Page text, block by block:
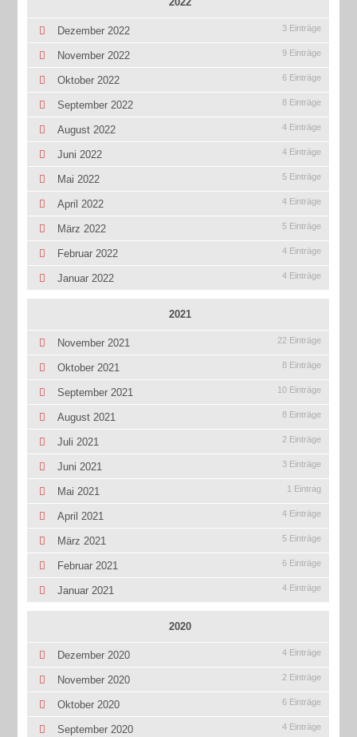
Dezember 2022 3 Einträge
November 2022 9 Einträge
Oktober 2022 6 Einträge
September 2022 8 Einträge
August 2022 4 Einträge
Juni 2022 4 Einträge
Mai 2022 5 Einträge
April 2022 4 Einträge
März 2022 5 Einträge
Februar 2022 4 Einträge
Januar 2022 4 Einträge
2021
November 2021 22 Einträge
Oktober 2021 8 Einträge
September 2021 10 Einträge
August 2021 8 Einträge
Juli 2021 2 Einträge
Juni 2021 3 Einträge
Mai 2021 1 Eintrag
April 2021 4 Einträge
März 2021 5 Einträge
Februar 2021 6 Einträge
Januar 2021 4 Einträge
2020
Dezember 2020 4 Einträge
November 2020 2 Einträge
Oktober 2020 6 Einträge
September 2020 4 Einträge